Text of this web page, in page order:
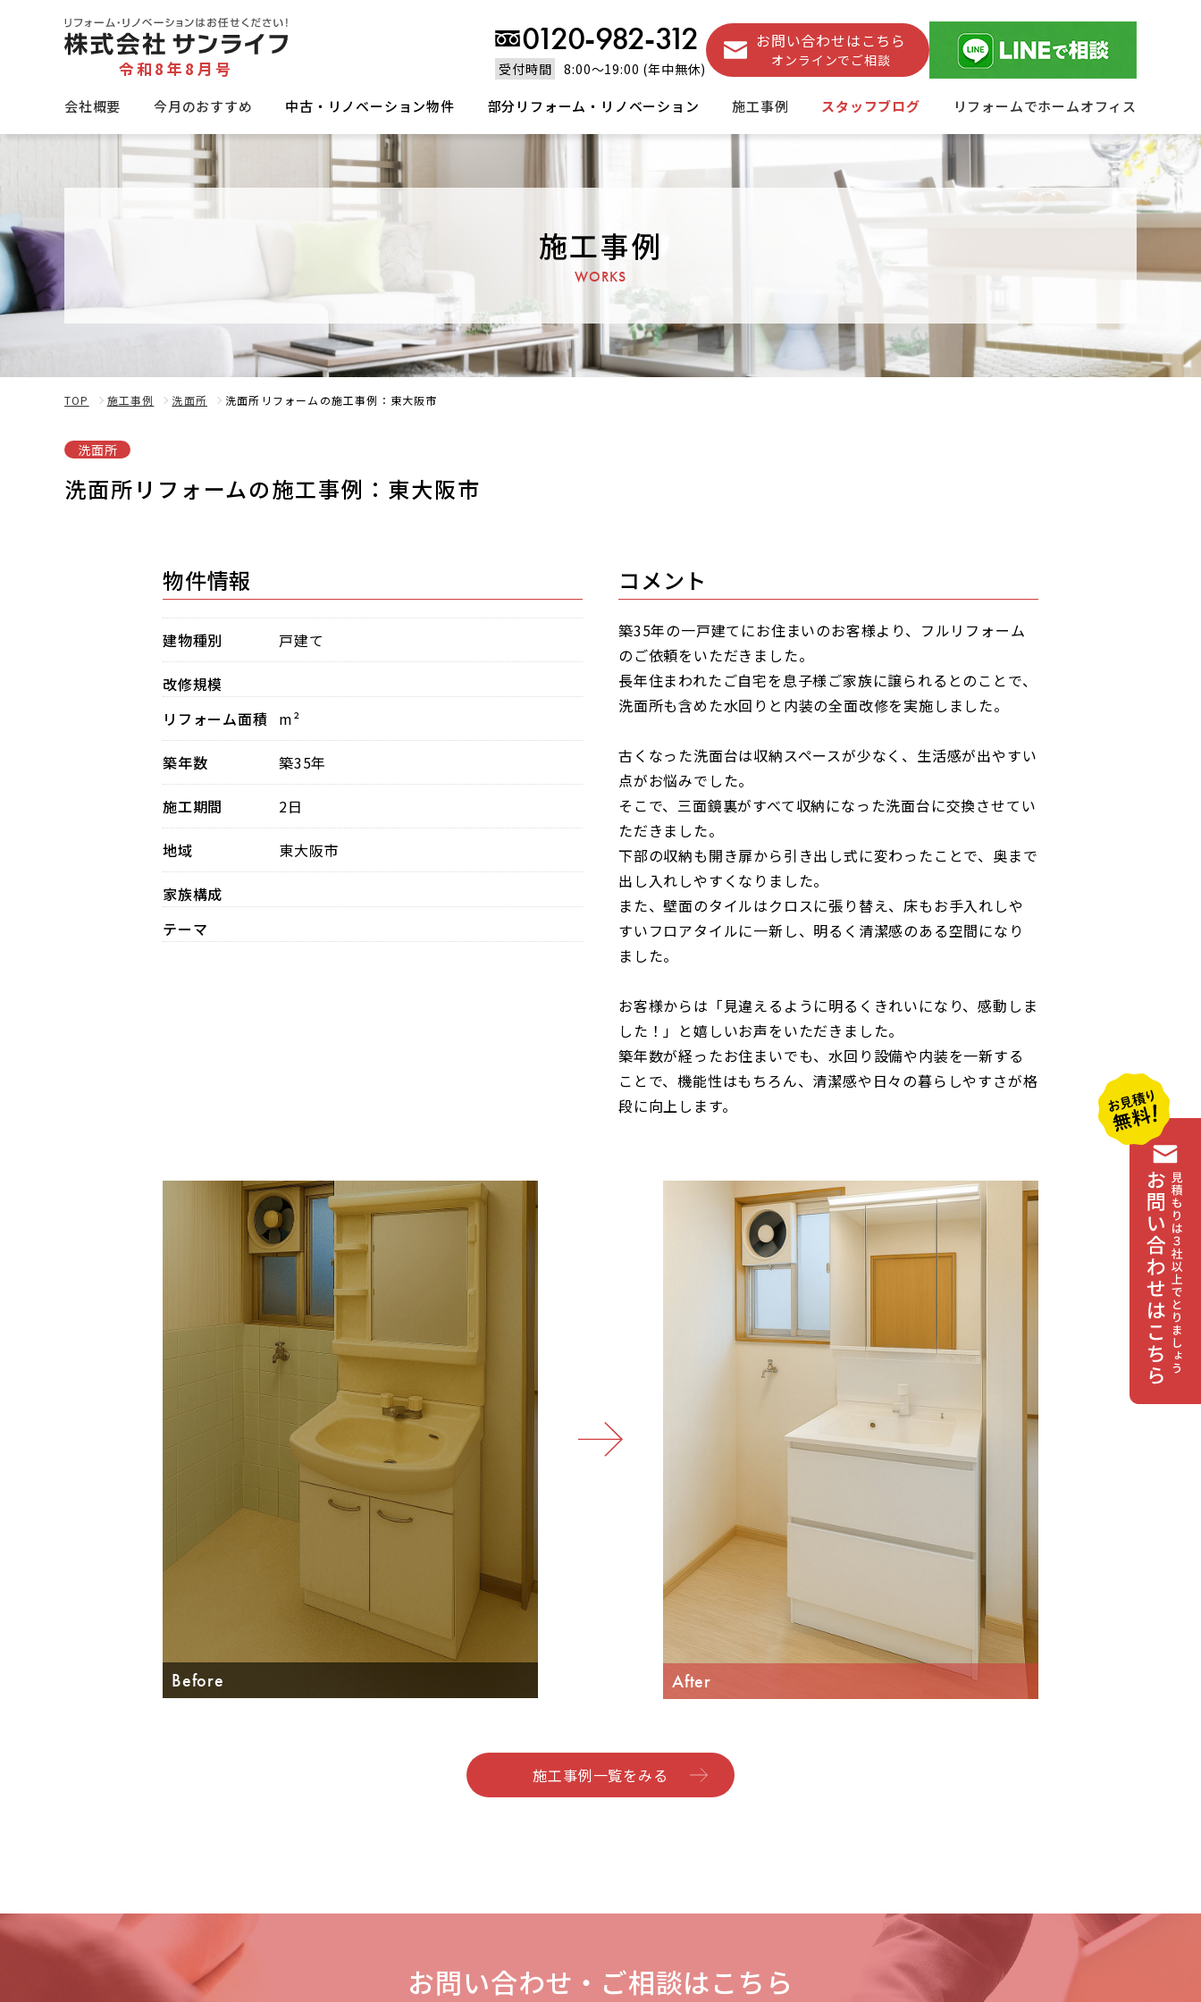
令和8年8月号
0120-982-312
受付時間 8:00～19:00 (年中無休)
お問い合わせはこちら
オンラインでご相談
会社概要 今月のおすすめ 中古・リノベーション物件 部分リフォーム・リノベーション 施工事例 スタッフブログ リフォームでホームオフィス
施工事例
WORKS
TOP 施工事例 洗面所 洗面所リフォームの施工事例：東大阪市
洗面所
洗面所リフォームの施工事例：東大阪市
物件情報
建物種別 戸建て
改修規模
リフォーム面積 m²
築年数 築35年
施工期間 2日
地域 東大阪市
家族構成
テーマ
コメント
築35年の一戸建てにお住まいのお客様より、フルリフォーム
のご依頼をいただきました。
長年住まわれたご自宅を息子様ご家族に譲られるとのことで、
洗面所も含めた水回りと内装の全面改修を実施しました。
古くなった洗面台は収納スペースが少なく、生活感が出やすい
点がお悩みでした。
そこで、三面鏡裏がすべて収納になった洗面台に交換させてい
ただきました。
下部の収納も開き扉から引き出し式に変わったことで、奥まで
出し入れしやすくなりました。
また、壁面のタイルはクロスに張り替え、床もお手入れしや
すいフロアタイルに一新し、明るく清潔感のある空間になり
ました。
お客様からは「見違えるように明るくきれいになり、感動しま
した！」と嬉しいお声をいただきました。
築年数が経ったお住まいでも、水回り設備や内装を一新する
ことで、機能性はもちろん、清潔感や日々の暮らしやすさが格
段に向上します。
Before After
施工事例一覧をみる
お問い合わせ・ ご相談はこちら